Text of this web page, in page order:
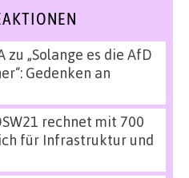
zu „Solange es die AfD
Gedenken an
rechnet mit 700
für Infrastruktur und